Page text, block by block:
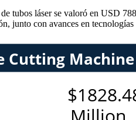
tubos láser se valoró en USD
junto con avances en